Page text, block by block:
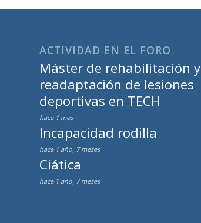
ACTIVIDAD EN EL FORO
Máster de rehabilitación y
readaptación de lesiones
deportivas en TECH
hace 1 mes
Incapacidad rodilla
hace 1 año, 7 meses
Ciática
hace 1 año, 7 meses